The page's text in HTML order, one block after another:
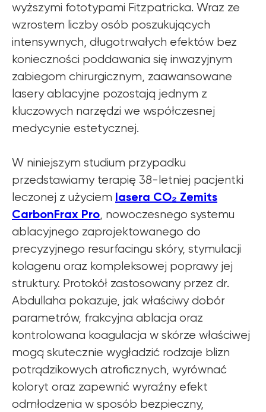
wyższymi fototypami Fitzpatricka. Wraz ze
wzrostem liczby osób poszukujących
intensywnych, długotrwałych efektów bez
konieczności poddawania się inwazyjnym
zabiegom chirurgicznym, zaawansowane
lasery ablacyjne pozostają jednym z
kluczowych narzędzi we współczesnej
medycynie estetycznej.
W niniejszym studium przypadku
przedstawiamy terapię 38-letniej pacjentki
leczonej z użyciem lasera CO₂ Zemits
CarbonFrax Pro, nowoczesnego systemu
ablacyjnego zaprojektowanego do
precyzyjnego resurfacingu skóry, stymulacji
kolagenu oraz kompleksowej poprawy jej
struktury. Protokół zastosowany przez dr.
Abdullaha pokazuje, jak właściwy dobór
parametrów, frakcyjna ablacja oraz
kontrolowana koagulacja w skórze właściwej
mogą skutecznie wygładzić rodzaje blizn
potrądzikowych atroficznych, wyrównać
koloryt oraz zapewnić wyraźny efekt
odmłodzenia w sposób bezpieczny,